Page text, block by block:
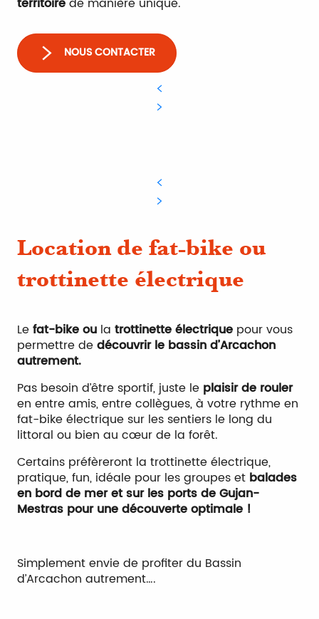
NOUS CONTACTER
Location de fat-bike ou
trottinette électrique
Lefat-bike ou la trottinette électrique pour vous
permettre dedécouvrir le bassin d’Arcachon
autrement.
Pas besoin d’être sportif, juste le plaisir de rouler
en entre amis, entre collègues, à votre rythme en
fat-bike électrique sur les sentiers le long du
littoral ou bien au cœur de la forêt.
Certains préfèreront la trottinette électrique,
pratique, fun, idéale pour les groupes et balades
en bord de mer et sur les ports de Gujan-
Mestras pour une découverte optimale !
Simplement envie de profiter du Bassin
d’Arcachon autrement….